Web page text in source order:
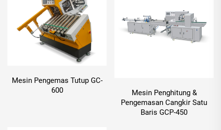
Mesin Pengemas Tutup GC-
600
Mesin Penghitung &
Pengemasan Cangkir Satu
Baris GCP-450